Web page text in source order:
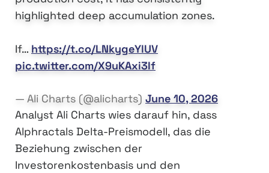
highlighted deep accumulation zones.
If… https://t.co/LNkygeYlUV
pic.twitter.com/X9uKAxi3If
— Ali Charts (@alicharts) June 10, 2026
Analyst Ali Charts wies darauf hin, dass
Alphractals Delta-Preismodell, das die
Beziehung zwischen der
Investorenkostenbasis und den